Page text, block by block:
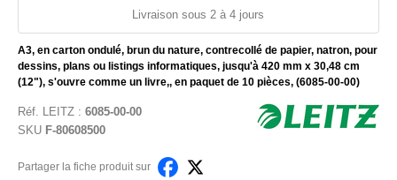
A3, en carton ondulé, brun du nature, contrecollé de papier, natron, pour
dessins, plans ou listings informatiques, jusqu'à 420 mm x 30,48 cm
(12"), s'ouvre comme un livre,, en paquet de 10 pièces, (6085-00-00)
Réf. LEITZ: 6085-00-00
SKU F-80608500
Partager la fiche produit sur
Livraison sous 2 à 4 jours